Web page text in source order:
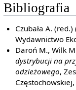
Bibliografia
Czubała A.
Wydawnictwo
Daroń M., Wilk
dystrybucji na
odzieżowego,